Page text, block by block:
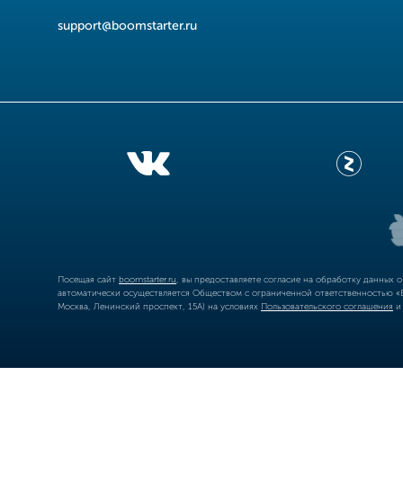
support@boomstarter.ru
Посещая сайт boomstarter.ru , вы предоставляете согласие на обработку
автоматически осуществляется Обществом с ограниченной
Москва, Ленинский проспект, 15А) на условиях Пользовательского соглашения и